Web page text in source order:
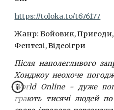
https://toloka.to/t676177
Жанр: Бойовик, Пригоди,
Фентезі, Відеоігри
Після наполегливого
Хонджоу неохоче
World Online - дуже
грають тисячі людей